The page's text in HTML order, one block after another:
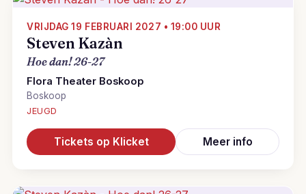
VRIJDAG 19 FEBRUARI 2027 • 19:00 UUR
Steven Kazàn
Hoe dan! 26-27
Flora Theater Boskoop
Boskoop
JEUGD
Tickets op Klicket Meer info